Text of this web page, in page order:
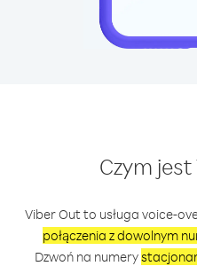
Czym
Viber Out to usługa voice-
połączenia z dowolnym
Dzwoń na numery